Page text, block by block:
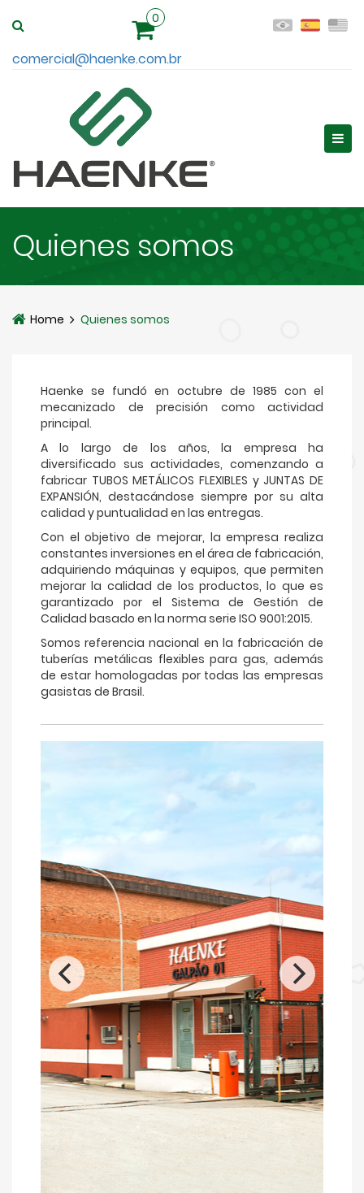
0
comercial@haenke.com.br
Quienes somos
Home Quienes somos
Haenke se fundó en octubre de 1985 con el
mecanizado de precisión como actividad
principal.
A lo largo de los años, la empresa ha
diversificado sus actividades, comenzando a
fabricar TUBOS METÁLICOS FLEXIBLES y JUNTAS DE
EXPANSIÓN, destacándose siempre por su alta
calidad y puntualidad en las entregas.
Con el objetivo de mejorar, la empresa realiza
constantes inversiones en el área de fabricación,
adquiriendo máquinas y equipos, que permiten
mejorar la calidad de los productos, lo que es
garantizado por el Sistema de Gestión de
Calidad basado en la norma serie ISO 9001:2015.
Somos referencia nacional en la fabricación de
tuberías metálicas flexibles para gas, además
de estar homologadas por todas las empresas
gasistas de Brasil.